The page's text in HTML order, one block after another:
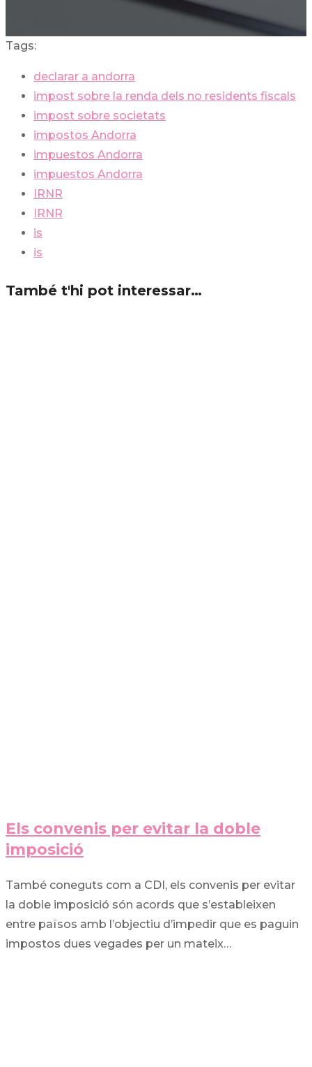
Tags:
declarar a andorra
impost sobre la renda dels no residents fiscals
impost sobre societats
impostos Andorra
impuestos Andorra
impuestos Andorra
IRNR
IRNR
is
is
També t'hi pot interessar…
Els convenis per evitar la doble
imposició
També coneguts com a CDI, els convenis per evitar
la doble imposició són acords que s’estableixen
entre països amb l’objectiu d’impedir que es paguin
impostos dues vegades per un mateix…